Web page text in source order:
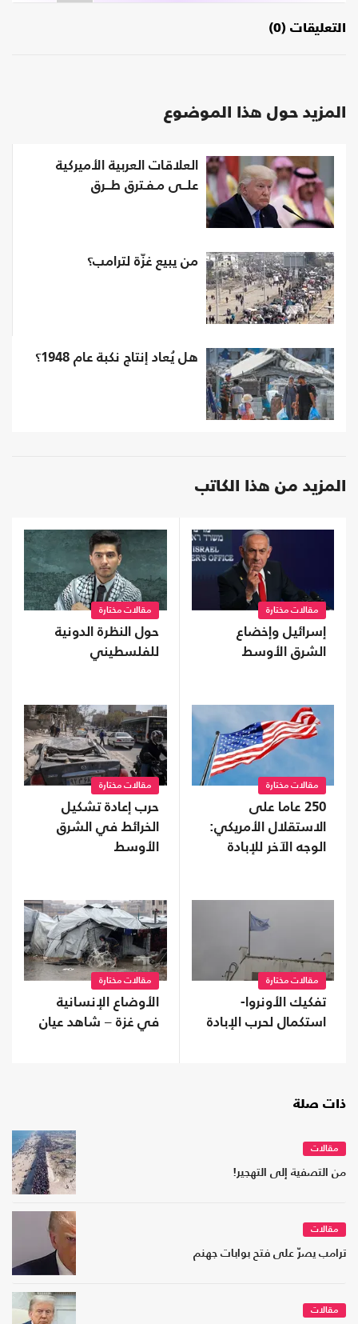
التعليقات (0)
المزيد حول هذا الموضوع
العلاقات العربية الأميركية
علــى مـفـترق طــرق
من يبيع غزّة لترامب؟
هل يُعاد إنتاج نكبة عام 1948؟
المزيد من هذا الكاتب
مقالات مختارة
إسرائيل وإخضاع
الشرق الأوسط
مقالات مختارة
حول النظرة الدونية
للفلسطيني
مقالات مختارة
250 عاما على
الاستقلال الأمريكي:
الوجه الآخر للإبادة
مقالات مختارة
حرب إعادة تشكيل
الخرائط في الشرق
الأوسط
مقالات مختارة
تفكيك الأونروا-
استكمال لحرب الإبادة
مقالات مختارة
الأوضاع الإنسانية
في غزة – شاهد عيان
ذات صلة
مقالات
من التصفية إلى التهجير!
مقالات
ترامب يصرّ على فتح بوابات جهنم
مقالات